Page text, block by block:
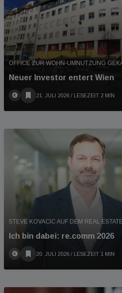
OFFICE ZUR WOHN-UMNUTZUNG
Neuer Investor entert Wien
21. JULI 2026 / LESEZEIT 2 MIN
STEVE KOVACIC AUF DEM REAL
Ich bin dabei: re.comm 2026
20. JULI 2026 / LESEZEIT 1 MIN